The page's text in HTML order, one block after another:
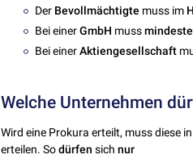
Der Bevollmächtigte muss im
Bei einerGmbH muss
Bei einerAktiengesellschaft
Welche Unternehmen
Wird eine Prokura erteilt, muss diese
erteilen. Sodürfen sichnur